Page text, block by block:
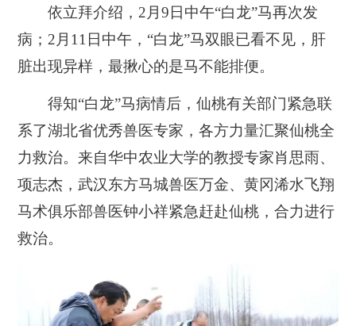
依立拜介绍，2月9日中午“白龙”马再次发
病；2月11日中午，“白龙”马双眼已看不见，肝
脏出现异样，最揪心的是马不能排便。
得知“白龙”马病情后，仙桃有关部门紧急联
系了湖北省优秀兽医专家，各方力量汇聚仙桃全
力救治。来自华中农业大学的教授专家肖思雨、
项志杰，武汉东方马城兽医万金、黄冈浠水飞翔
马术俱乐部兽医钟小祥紧急赶赴仙桃，合力进行
救治。